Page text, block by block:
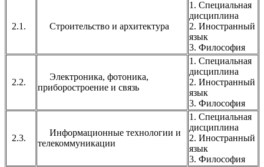
2.1. Строительство и архитектура
1. Специальная
дисциплина
2. Иностранный
язык
3. Философия
2.2.
Электроника, фотоника,
приборостроение и связь
1. Специальная
дисциплина
2. Иностранный
язык
3. Философия
2.3.
Информационные технологии и
телекоммуникации
1. Специальная
дисциплина
2. Иностранный
язык
3. Философия